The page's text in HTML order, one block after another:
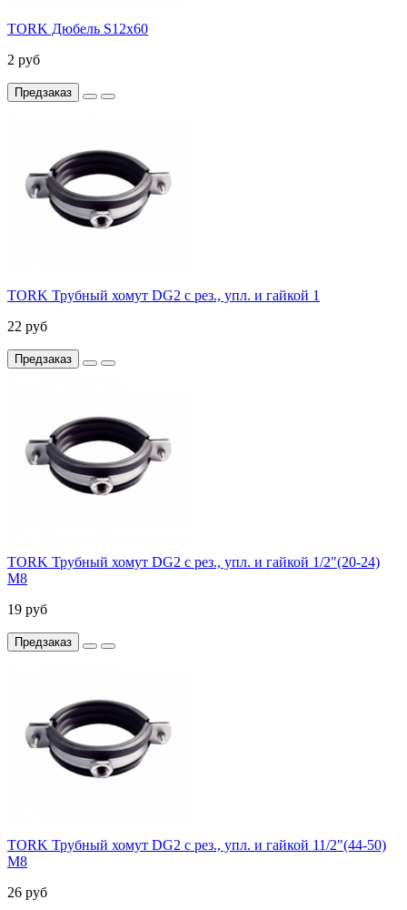
TORK Дюбель S12x60
2 руб
Предзаказ
TORK Трубный хомут DG2 с рез., упл. и гайкой 1
22 руб
Предзаказ
TORK Трубный хомут DG2 с рез., упл. и гайкой 1/2"(20-24)
М8
19 руб
Предзаказ
TORK Трубный хомут DG2 с рез., упл. и гайкой 11/2"(44-50)
М8
26 руб